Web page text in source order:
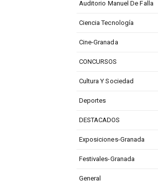
Auditorio Manuel De Falla
Ciencia Tecnología
Cine-Granada
CONCURSOS
Cultura Y Sociedad
Deportes
DESTACADOS
Exposiciones-Granada
Festivales-Granada
General